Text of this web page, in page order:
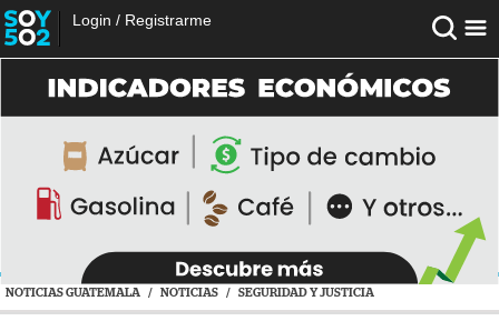
Login / Registrarme
NOTICIAS GUATEMALA / NOTICIAS / SEGURIDAD Y JUSTICIA